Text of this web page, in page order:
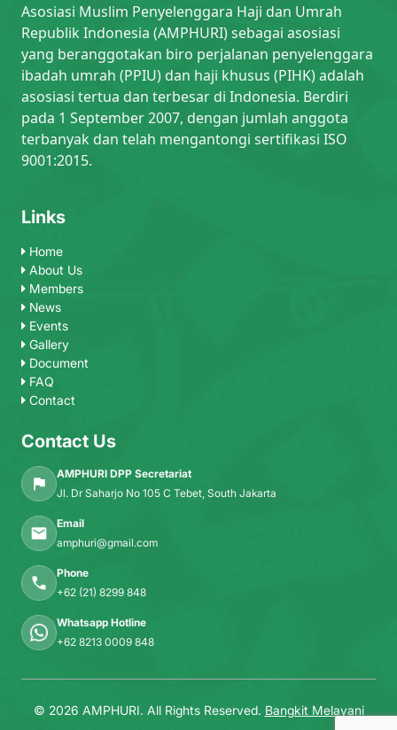
Asosiasi Muslim Penyelenggara Haji dan Umrah
Republik Indonesia (AMPHURI) sebagai asosiasi
yang beranggotakan biro perjalanan penyelenggara
ibadah umrah (PPIU) dan haji khusus (PIHK) adalah
asosiasi tertua dan terbesar di Indonesia. Berdiri
pada 1 September 2007, dengan jumlah anggota
terbanyak dan telah mengantongi sertifikasi ISO
9001:2015.
Links
Home
About Us
Members
News
Events
Gallery
Document
FAQ
Contact
Contact Us
AMPHURI DPP Secretariat
Jl. Dr Saharjo No 105 C Tebet, South Jakarta
Email
amphuri@gmail.com
Phone
+62 (21) 8299 848
Whatsapp Hotline
+62 8213 0009 848
© 2026 AMPHURI. All Rights Reserved. Bangkit Melayani